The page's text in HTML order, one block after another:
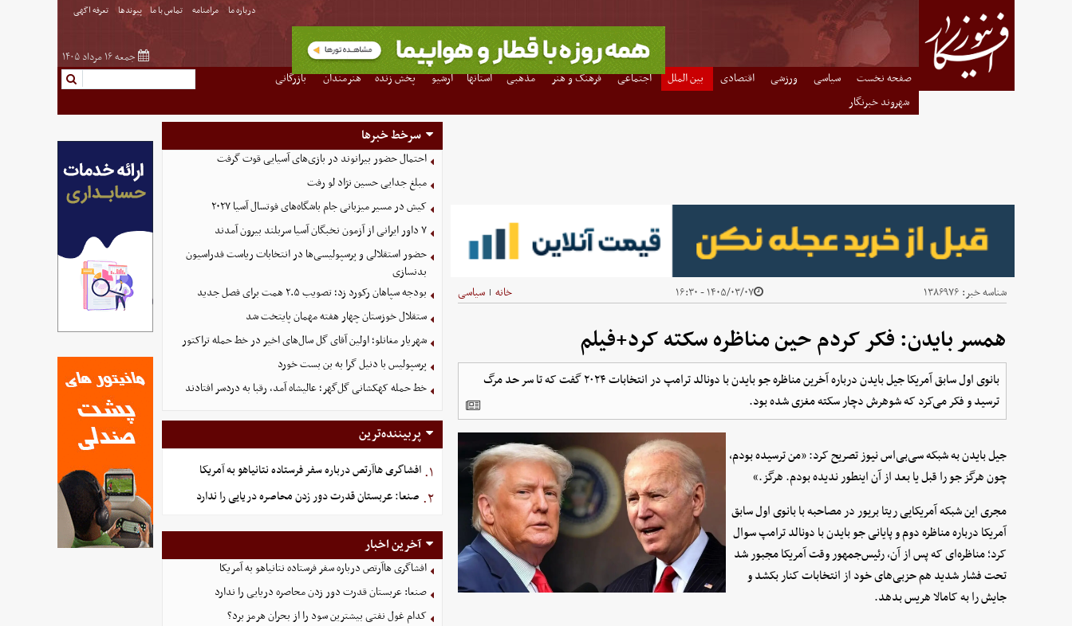
درباره ما مرامنامه تماس با ما پیوندها تعرفه اگهی
جمعه ۱۶ مرداد ۱۴۰۵
صفحه نخست سیاسی ورزشی اقتصادی بین الملل اجتماعی فرهنگ و هنر مذهبی استانها آرشیو پخش زنده هنرمندان
بازرگانی
شهروند خبرنگار
شناسه خبر: ۱۳۸۶۹۷۶ ۱۴۰۵/۰۳/۰۷ - ۱۶:۳۰ خانه | سیاسی
همسر بایدن: فکر کردم حین مناظره سکته کرد+فیلم
بانوی اول سابق آمریکا جیل بایدن درباره آخرین مناظره جو بایدن با دونالد ترامپ در انتخابات ۲۰۲۴ گفت که تا سر حد مرگ
ترسید و فکر می‌کرد که شوهرش دچار سکته مغزی شده بود.
جیل بایدن به شبکه سی‌بی‌اس نیوز تصریح کرد: «من ترسیده بودم،
چون هرگز جو را قبل یا بعد از آن اینطور ندیده بودم. هرگز.»
مجری این شبکه آمریکایی ریتا بریور در مصاحبه با بانوی اول سابق
آمریکا درباره مناظره دوم و پایانی جو بایدن با دونالد ترامپ سوال
کرد؛ مناظره‌ای که پس از آن، رئیس‌جمهور وقت آمریکا مجبور شد
تحت فشار شدید هم حزبی‌های خود از انتخابات کنار بکشد و
جایش را به کامالا هریس بدهد.
سرخط خبرها
احتمال حضور بیرانوند در بازی‌های آسیایی قوت گرفت
مبلغ جدایی حسین نژاد لو رفت
کیش در مسیر میزبانی جام باشگاه‌های فوتسال آسیا ۲۰۲۷
۷ داور ایرانی از آزمون نخبگان آسیا سربلند بیرون آمدند
حضور استقلالی و پرسپولیسی‌ها در انتخابات ریاست فدراسیون
بدنسازی
بودجه سپاهان رکورد زد؛ تصویب ۲.۵ همت برای فصل جدید
ستقلال خوزستان چهار هفته مهمان پایتخت شد
شهریار مغانلو؛ اولین آقای گل سال‌های اخیر در خط حمله تراکتور
پرسپولیس با دنیل گرا به بن بست خورد
خط حمله کهکشانی گل‌گهر؛ عالیشاه آمد، رقبا به دردسر افتادند
پربیننده‌ترین
۱. افشاگری هاآرتص درباره سفر فرستاده نتانیاهو به آمریکا
۲. صنعا: عربستان قدرت دور زدن محاصره دریایی را ندارد
آخرین اخبار
افشاگری هاآرتص درباره سفر فرستاده نتانیاهو به آمریکا
صنعا: عربستان قدرت دور زدن محاصره دریایی را ندارد
کدام غول نفتی بیشترین سود را از بحران هرمز برد؟